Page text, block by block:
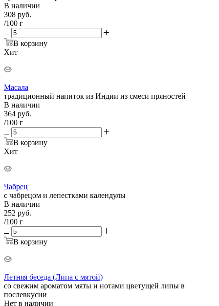
В наличии
308 руб.
/100 г
В корзину
Хит
Масала
традиционный напиток из Индии из смеси пряностей
В наличии
364 руб.
/100 г
В корзину
Хит
Чабрец
с чабрецом и лепестками календулы
В наличии
252 руб.
/100 г
В корзину
Летняя беседа (Липа с мятой)
со свежим ароматом мяты и нотами цветущей липы в
послевкусии
Нет в наличии